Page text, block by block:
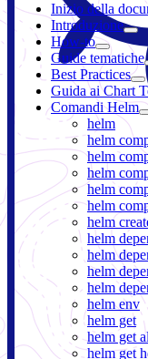
Inizio della
Introduzione
How-to
Guide tematiche
Best Practices
Guida ai Chart
Comandi Helm
helm
helm
helm
helm
helm
helm
helm
helm
helm
helm
helm
helm env
helm get
helm get
helm get